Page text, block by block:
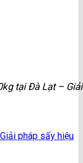
tại Đà Lạt –
pháp sấy hiệu